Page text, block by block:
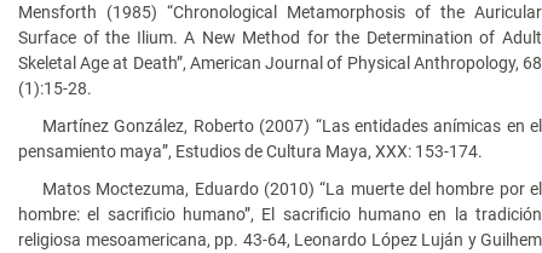
Mensforth (1985) “Chronological Metamorphosis of the Auricular
Surface of the Ilium. A New Method for the Determination of Adult
Skeletal Age at Death”, American Journal of Physical Anthropology, 68
(1):15-28.
Martínez González, Roberto (2007) “Las entidades anímicas en el
pensamiento maya”, Estudios de Cultura Maya, XXX: 153-174.
Matos Moctezuma, Eduardo (2010) “La muerte del hombre por el
hombre: el sacrificio humano”, El sacrificio humano en la tradición
religiosa mesoamericana, pp. 43-64, Leonardo López Luján y Guilhem